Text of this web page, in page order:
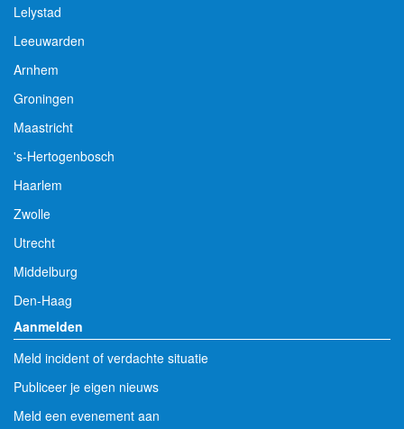
Lelystad
Leeuwarden
Arnhem
Groningen
Maastricht
's-Hertogenbosch
Haarlem
Zwolle
Utrecht
Middelburg
Den-Haag
Aanmelden
Meld incident of verdachte situatie
Publiceer je eigen nieuws
Meld een evenement aan